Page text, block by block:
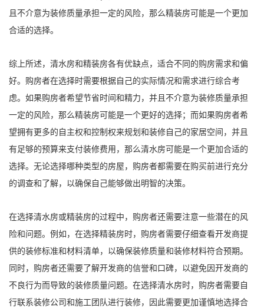
且不介意为装修质量承担一定的风险，那么精装房可能是一个更加
合适的选择。
综上所述，清水房和精装房各有优缺点，适合不同的购房需求和偏
好。购房者在选择时需要根据自己的实际情况和需求进行综合考
虑。如果购房者希望节省时间和精力，并且不介意为装修质量承担
一定的风险，那么精装房可能是一个更好的选择；而如果购房者希
望拥有更多的自主权和控制权来规划和装修自己的家居空间，并且
有足够的预算来支付装修费用，那么清水房可能是一个更加合适的
选择。无论选择哪种类型的房屋，购房者都需要在购买前进行充分
的调查和了解，以确保自己能够做出明智的决策。
在选择清水房或精装房的过程中，购房者还需要注意一些潜在的风
险和问题。例如，在选择精装房时，购房者需要仔细查看开发商提
供的装修标准和材料清单，以确保装修质量和装修材料符合预期。
同时，购房者还需要了解开发商的信誉和口碑，以避免因开发商的
不良行为而导致的装修质量问题。在选择清水房时，购房者需要自
行联系装修公司和施工团队进行装修，因此需要更加谨慎地选择合